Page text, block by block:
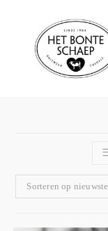
Sorteren op nieuwste